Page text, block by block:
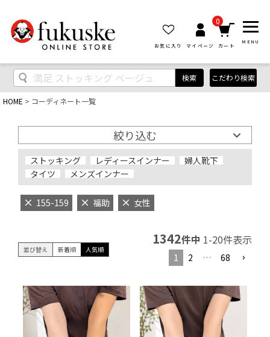
お気に入り マイページ
0
カート
MENU
検索 こだわり検索
HOME コーディネート一覧
絞り込む
ストッキング レディースインナー
婦人靴下
タイツ
メンズインナー
155-159 福助 女性
並び替え 新着順 人気順
1342件中 1-20件表示
1 2 … 68